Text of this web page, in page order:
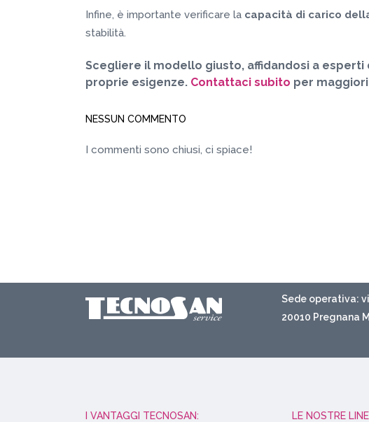
Infine, è importante verificare la capacità di carico
stabilità.
Scegliere il modello giusto, affidandosi a
proprie esigenze. Contattaci subito per
NESSUN COMMENTO
I commenti sono chiusi, ci spiace!
Sede operativa:
20010 Pregnana
I VANTAGGI TECNOSAN: LE NOSTRE